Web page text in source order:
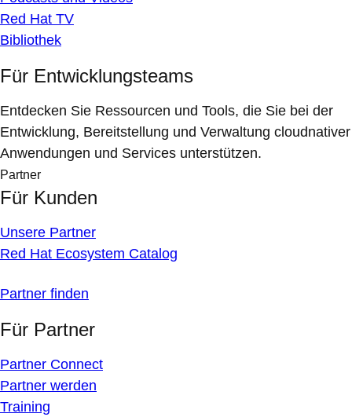
Red Hat TV
Bibliothek
Für Entwicklungsteams
Entdecken Sie Ressourcen und Tools, die Sie bei der
Entwicklung, Bereitstellung und Verwaltung cloudnativer
Anwendungen und Services unterstützen.
Partner
Für Kunden
Unsere Partner
Red Hat Ecosystem Catalog
Partner finden
Für Partner
Partner Connect
Partner werden
Training